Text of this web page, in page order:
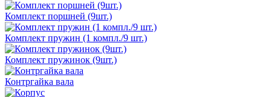
Комплект поршней (9шт.)
Комплект пружин (1 компл./9 шт.)
Комплект пружинок (9шт.)
Контргайка вала